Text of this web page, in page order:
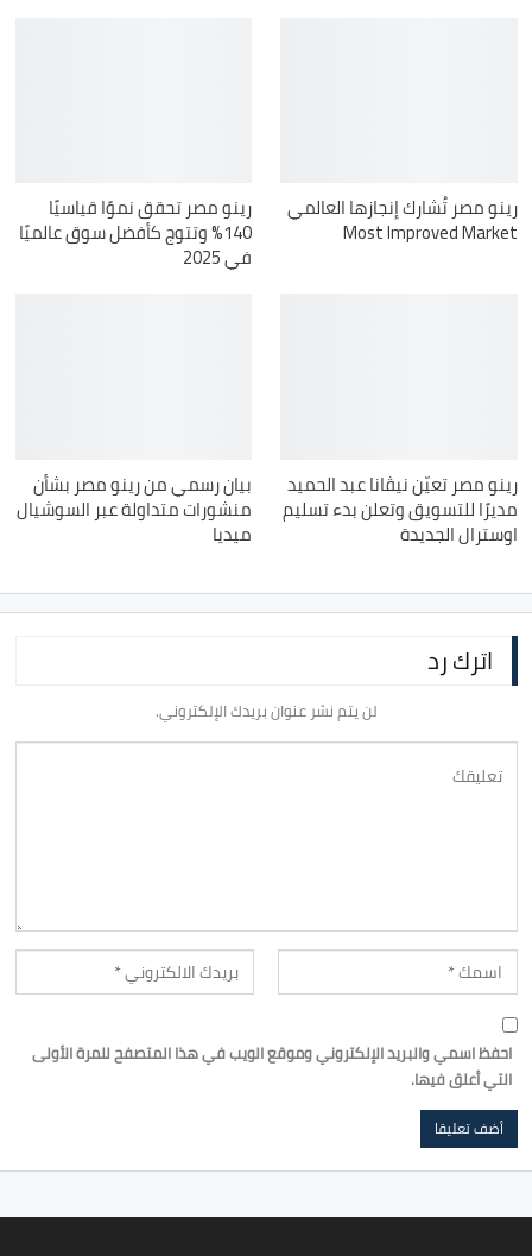
رينو مصر تُشارك إنجازها العالمي
Most Improved Market
رينو مصر تحقق نموًا قياسيًا
140% وتتوج كأفضل سوق عالميًا
في 2025
رينو مصر تعيّن نيڤانا عبد الحميد
مديرًا للتسويق وتعلن بدء تسليم
اوسترال الجديدة
بيان رسمي من رينو مصر بشأن
منشورات متداولة عبر السوشيال
ميديا
اترك رد
لن يتم نشر عنوان بريدك الإلكتروني.
احفظ اسمي والبريد الإلكتروني وموقع الويب في هذا المتصفح للمرة الأولى
التي أعلق فيها.